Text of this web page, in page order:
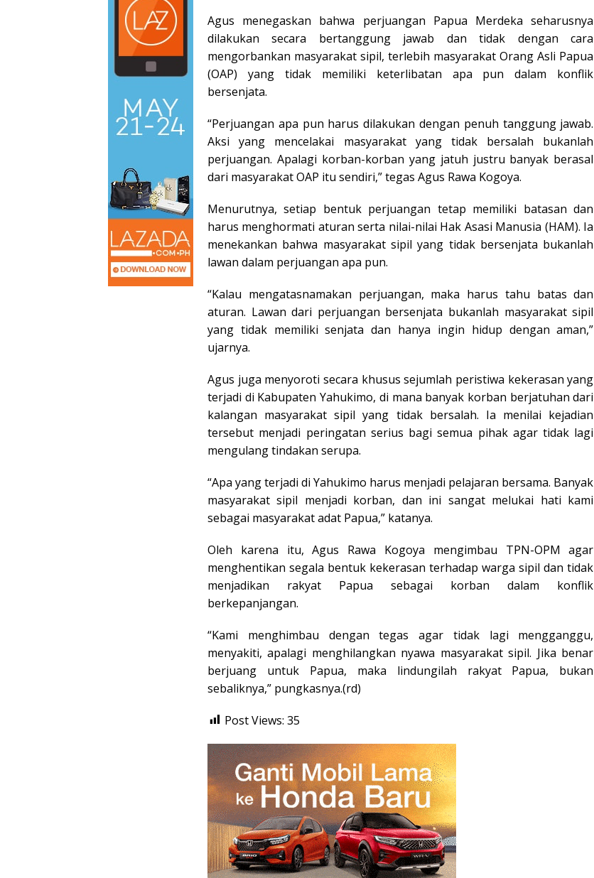
Agus menegaskan bahwa perjuangan Papua Merdeka seharusnya
dilakukan secara bertanggung jawab dan tidak dengan cara
mengorbankan masyarakat sipil, terlebih masyarakat Orang Asli Papua
(OAP) yang tidak memiliki keterlibatan apa pun dalam konflik
bersenjata.
“Perjuangan apa pun harus dilakukan dengan penuh tanggung jawab.
Aksi yang mencelakai masyarakat yang tidak bersalah bukanlah
perjuangan. Apalagi korban-korban yang jatuh justru banyak berasal
dari masyarakat OAP itu sendiri,” tegas Agus Rawa Kogoya.
Menurutnya, setiap bentuk perjuangan tetap memiliki batasan dan
harus menghormati aturan serta nilai-nilai Hak Asasi Manusia (HAM). Ia
menekankan bahwa masyarakat sipil yang tidak bersenjata bukanlah
lawan dalam perjuangan apa pun.
“Kalau mengatasnamakan perjuangan, maka harus tahu batas dan
aturan. Lawan dari perjuangan bersenjata bukanlah masyarakat sipil
yang tidak memiliki senjata dan hanya ingin hidup dengan aman,”
ujarnya.
Agus juga menyoroti secara khusus sejumlah peristiwa kekerasan yang
terjadi di Kabupaten Yahukimo, di mana banyak korban berjatuhan dari
kalangan masyarakat sipil yang tidak bersalah. Ia menilai kejadian
tersebut menjadi peringatan serius bagi semua pihak agar tidak lagi
mengulang tindakan serupa.
“Apa yang terjadi di Yahukimo harus menjadi pelajaran bersama. Banyak
masyarakat sipil menjadi korban, dan ini sangat melukai hati kami
sebagai masyarakat adat Papua,” katanya.
Oleh karena itu, Agus Rawa Kogoya mengimbau TPN-OPM agar
menghentikan segala bentuk kekerasan terhadap warga sipil dan tidak
menjadikan rakyat Papua sebagai korban dalam konflik
berkepanjangan.
“Kami menghimbau dengan tegas agar tidak lagi mengganggu,
menyakiti, apalagi menghilangkan nyawa masyarakat sipil. Jika benar
berjuang untuk Papua, maka lindungilah rakyat Papua, bukan
sebaliknya,” pungkasnya.(rd)
Post Views: 35